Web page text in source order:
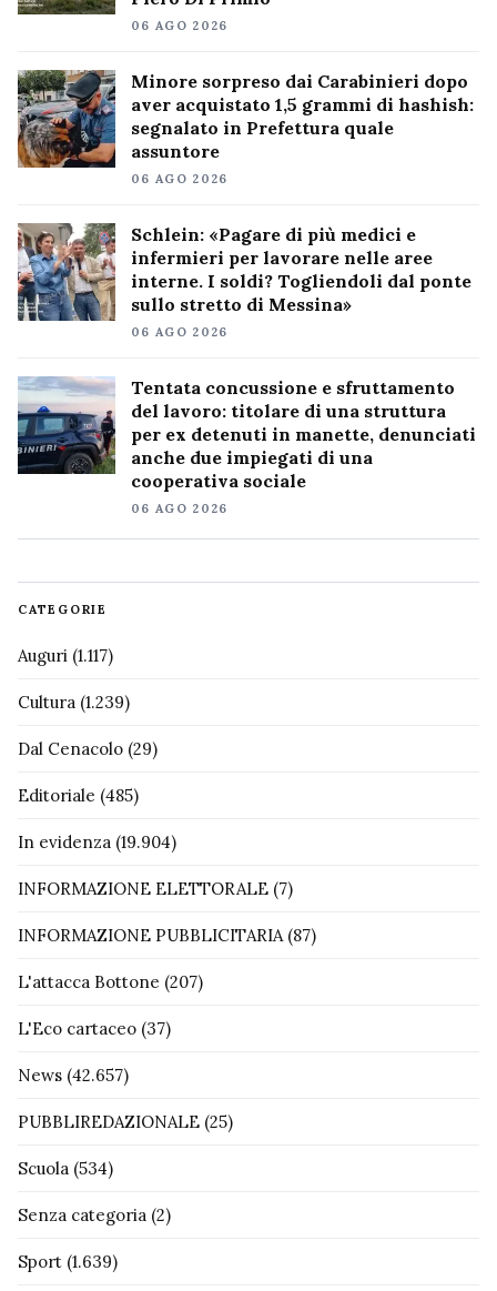
06 AGO 2026
Minore sorpreso dai Carabinieri dopo
aver acquistato 1,5 grammi di hashish:
segnalato in Prefettura quale
assuntore
06 AGO 2026
Schlein: «Pagare di più medici e
infermieri per lavorare nelle aree
interne. I soldi? Togliendoli dal ponte
sullo stretto di Messina»
06 AGO 2026
Tentata concussione e sfruttamento
del lavoro: titolare di una struttura
per ex detenuti in manette, denunciati
anche due impiegati di una
cooperativa sociale
06 AGO 2026
CATEGORIE
Auguri (1.117)
Cultura (1.239)
Dal Cenacolo (29)
Editoriale (485)
In evidenza (19.904)
INFORMAZIONE ELETTORALE (7)
INFORMAZIONE PUBBLICITARIA(87)
L'attacca Bottone (207)
L'Eco cartaceo (37)
News (42.657)
PUBBLIREDAZIONALE (25)
Scuola (534)
Senza categoria (2)
Sport (1.639)